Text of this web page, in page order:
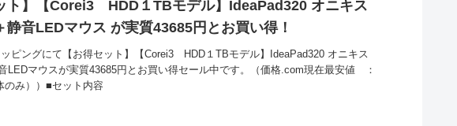
ト】【Corei3 HDD１TBモデル】IdeaPad320 オニキス
静音LEDマウス が実質43685円とお買い得！
ピングにて【お得セット】【Corei3 HDD１TBモデル】IdeaPad320 オニキス
LEDマウスが実質43685円とお買い得セール中です。（価格.com現在最安値 ：
のみ））■セット内容